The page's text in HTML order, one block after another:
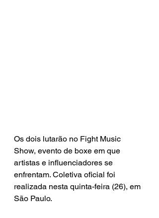
Os dois lutarão no Fight Music
Show, evento de boxe em que
artistas e influenciadores se
enfrentam. Coletiva oficial foi
realizada nesta quinta-feira (26), em
São Paulo.